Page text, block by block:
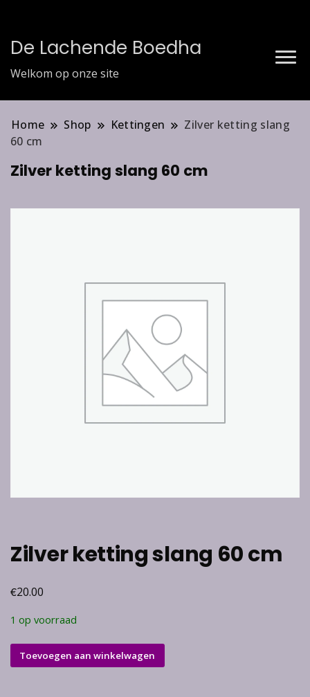
De Lachende Boedha
Welkom op onze site
Home Shop Kettingen
Zilver ketting slang
60 cm
Zilver ketting slang 60 cm
Zilver ketting slang 60 cm
€20.00
1 op voorraad
Zilver
ketting
Toevoegen aan winkelwagen